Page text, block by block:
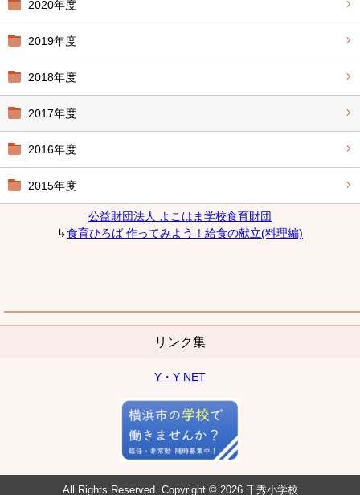
2020年度
2019年度
2018年度
2017年度
2016年度
2015年度
公益財団法人 よこはま学校食育財団
↳食育ひろば 作ってみよう！給食の献立(料理編)
リンク集
Y・Y NET
All Rights Reserved. Copyright © 2026 千秀小学校